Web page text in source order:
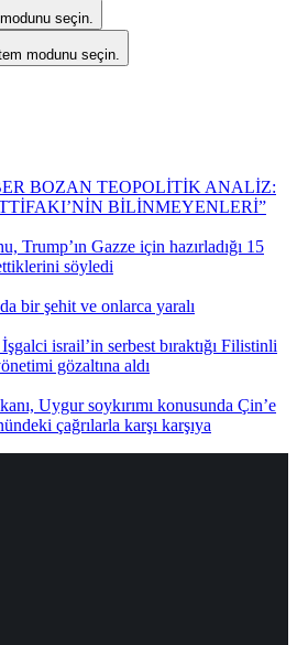
seçin.
modunu seçin.
BOZAN TEOPOLİTİK ANALİZ:
BİLİNMEYENLERİ”
Trump’ın Gazze için hazırladığı 15
söyledi
bir şehit ve onlarca yaralı
israil’in serbest bıraktığı Filistinli
gözaltına aldı
Uygur soykırımı konusunda Çin’e
çağrılarla karşı karşıya